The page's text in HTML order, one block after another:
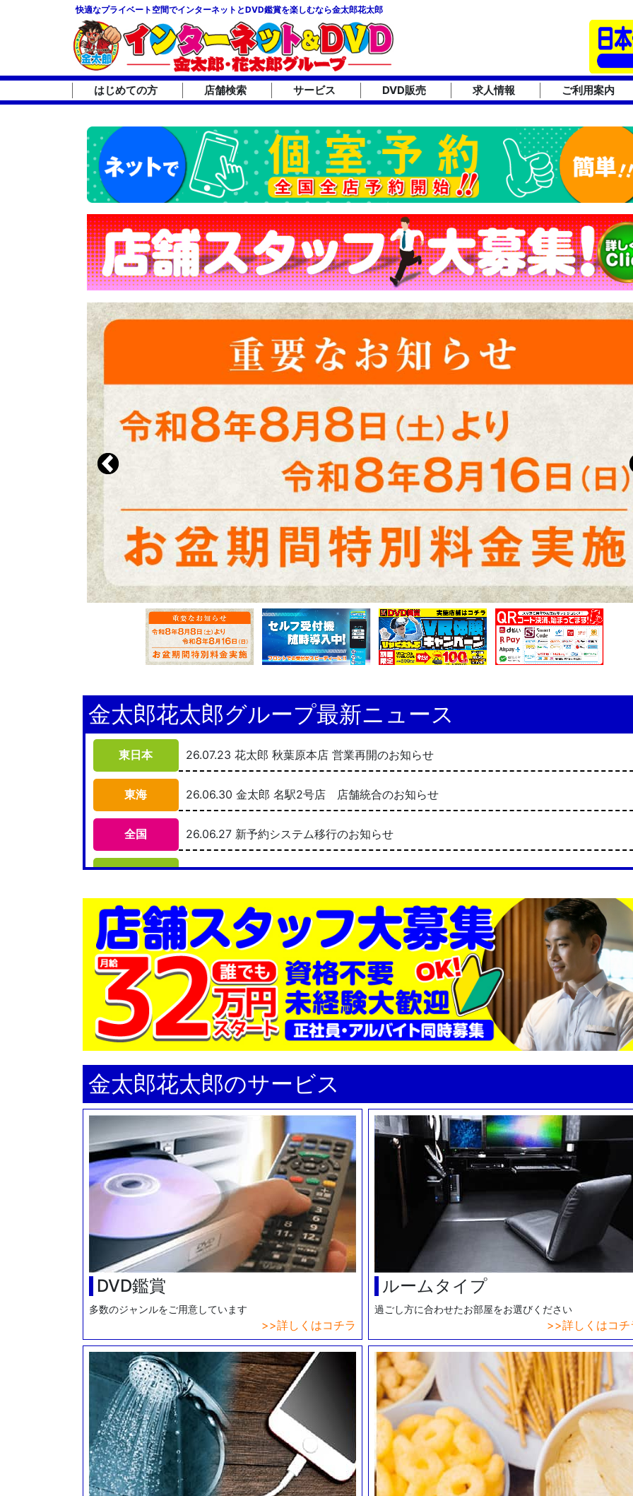
快適なプライベート空間でインターネットとDVD鑑賞を楽しむなら金太郎花太郎
はじめての方 店舗検索 サービス DVD販売 求人情報 ご利用案内
金太郎花太郎グループ最新ニュース
東日本 26.07.23 花太郎 秋葉原本店 営業再開のお知らせ
東海 26.06.30 金太郎 名駅2号店 店舗統合のお知らせ
全国 26.06.27 新予約システム移行のお知らせ
東日本 26.06.15 金太郎 新宿総本店 店舗統合のお知らせ
東日本 26.06.01 金太郎 高崎17号店 店舗統合のお知らせ
全国 26.04.13 ゴールデンウィーク特別料金営業のお知らせ
東日本 25.10.29 【おしらせ】金太郎・花太郎店舗は全店完全分煙です。
東日本 25.09.06 新ハイスペックPC導入！
金太郎花太郎のサービス
DVD鑑賞
多数のジャンルをご用意しています
詳しくはコチラ
ルームタイプ
過ごし方に合わせたお部屋をお選びください
詳しくはコチ